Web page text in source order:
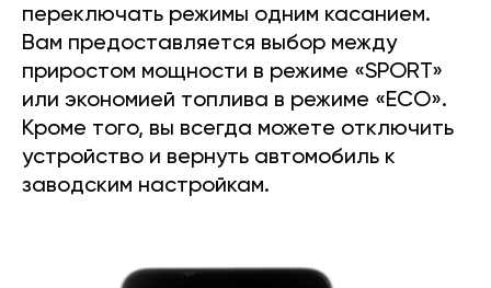
переключать режимы одним касанием.
Вам предоставляется выбор между
приростом мощности в режиме «SPORT»
или экономией топлива в режиме «ECO».
Кроме того, вы всегда можете отключить
устройство и вернуть автомобиль к
заводским настройкам.